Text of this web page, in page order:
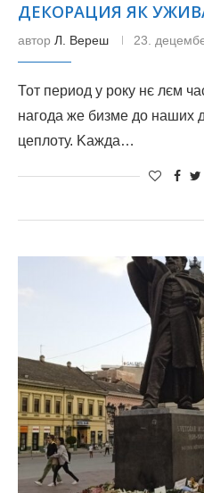
ДЕКОРАЦИЯ ЯК
автор Л. Вереш 23.
Тот период у року нє лєм
нагода же бизме до наших
цеплоту. Kaжда…